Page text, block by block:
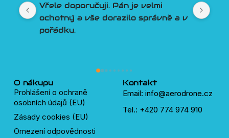
Vřele doporučuji. Pán je velmi
ochotný a vše dorazilo správně a v
pořádku.
O nákupu
Prohlášení o ochraně
osobních údajů (EU)
Zásady cookies (EU)
Omezení odpovědnosti
Kontakt
Email: info@aerodrone.cz
Tel.: +420 774 974 910